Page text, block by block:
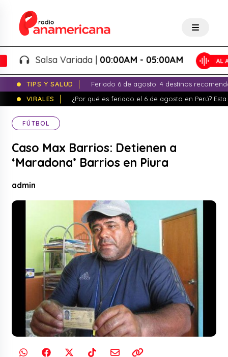
Salsa Variada |00:00AM - 05:00AM
TIPS Y SALUD
Feriado 6 de agosto: 4 destinos
VIRALES
¿Por qué es feriado el 6 de agosto en Perú?
FÚTBOL
Caso Max Barrios: Detienen a
‘Maradona’ Barrios en Piura
admin